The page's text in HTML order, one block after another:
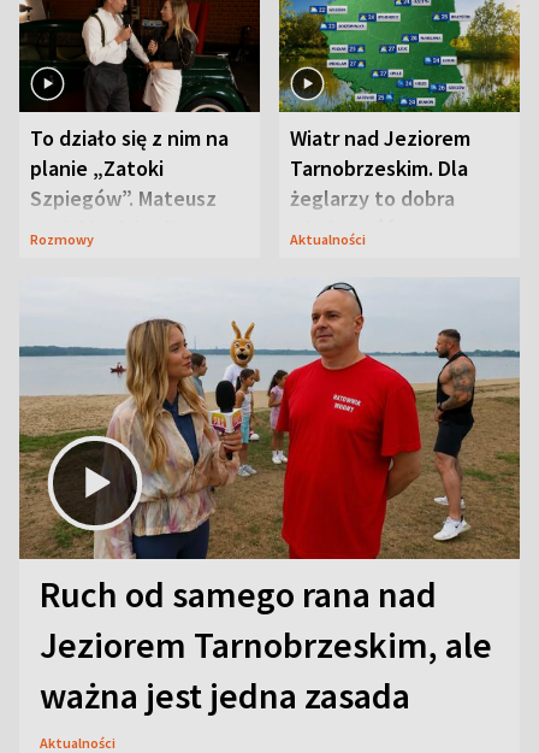
To działo się z nim na
planie „Zatoki
Szpiegów”. Mateusz
Janicki odsłonił
Rozmowy
Wiatr nad Jeziorem
Tarnobrzeskim. Dla
żeglarzy to dobra
wiadomość
Aktualności
Ruch od samego rana nad
Jeziorem Tarnobrzeskim, ale
ważna jest jedna zasada
Aktualności